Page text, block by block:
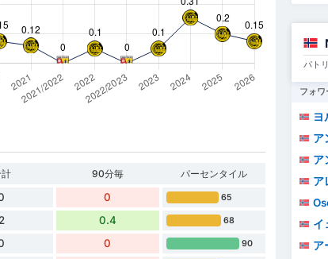
90分毎
パーセンタイル
0 65
2 0.4 68
0 90
パト
フォワ
ヨ
ア
ア
ア
イ
ア